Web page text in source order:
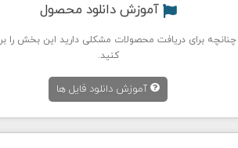
آموزش دانلود محصول
چنانچه برای دریافت محصولات مشکلی دارید این بخش را
کنید.
آموزش دانلود فایل ها